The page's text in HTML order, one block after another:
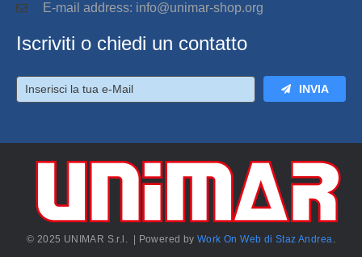
E-mail address: info@unimar-shop.org
Iscriviti o chiedi un contatto
INVIA
© 2025 UNIMAR S.r.l. | Powered byWork On Web di Staz Andrea.